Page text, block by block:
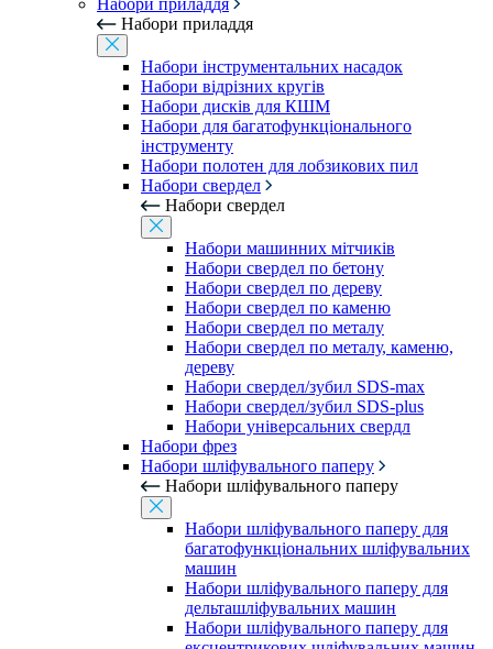
Набори приладдя
Набори приладдя
Набори інструментальних насадок
Набори відрізних кругів
Набори дисків для КШМ
Набори для багатофункціонального
інструменту
Набори полотен для лобзикових пил
Набори свердел
Набори свердел
Набори машинних мітчиків
Набори свердел по бетону
Набори свердел по дереву
Набори свердел по каменю
Набори свердел по металу
Набори свердел по металу, каменю,
дереву
Набори свердел/зубил SDS-max
Набори свердел/зубил SDS-plus
Набори універсальних свердл
Набори фрез
Набори шліфувального паперу
Набори шліфувального паперу
Набори шліфувального паперу для
багатофункціональних шліфувальних
машин
Набори шліфувального паперу для
дельташліфувальних машин
Набори шліфувального паперу для